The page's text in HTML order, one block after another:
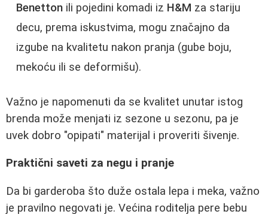
Benetton ili pojedini komadi iz H&M za stariju
decu, prema iskustvima, mogu značajno da
izgube na kvalitetu nakon pranja (gube boju,
mekoću ili se deformišu).
Važno je napomenuti da se kvalitet unutar istog
brenda može menjati iz sezone u sezonu, pa je
uvek dobro "opipati" materijal i proveriti šivenje.
Praktični saveti za negu i pranje
Da bi garderoba što duže ostala lepa i meka, važno
je pravilno negovati je. Većina roditelja pere bebu